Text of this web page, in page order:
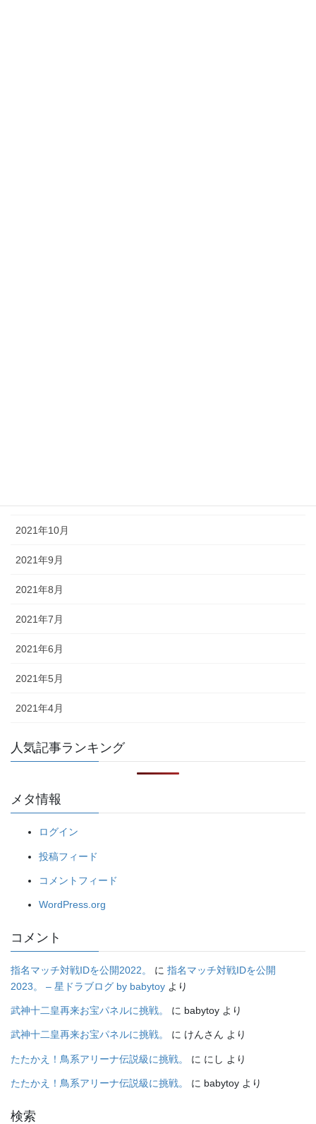
2021年10月
2021年9月
2021年8月
2021年7月
2021年6月
2021年5月
2021年4月
人気記事ランキング
メタ情報
ログイン
投稿フィード
コメントフィード
WordPress.org
コメント
指名マッチ対戦IDを公開2022。 に 指名マッチ対戦IDを公開
2023。 – 星ドラブログ by babytoy より
武神十二皇再来お宝パネルに挑戦。 に babytoy より
武神十二皇再来お宝パネルに挑戦。 に けんさん より
たたかえ！鳥系アリーナ伝説級に挑戦。 に にし より
たたかえ！鳥系アリーナ伝説級に挑戦。 に babytoy より
検索